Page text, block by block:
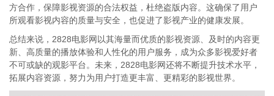
方合作，保障影视资源的合法权益，杜绝盗版内容。这确保了用户
所观看影视内容的质量与安全，也促进了影视产业的健康发展。
总结来说，2828电影网以其海量而优质的影视资源、及时的内容更
新、高质量的播放体验和人性化的用户服务，成为众多影视爱好者
不可或缺的观影平台。未来，2828电影网还将不断提升技术水平，
拓展内容资源，努力为用户打造更丰富、更精彩的影视世界。